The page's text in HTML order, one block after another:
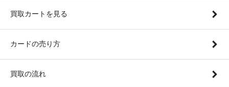
買取カートを見る
カードの売り方
買取の流れ